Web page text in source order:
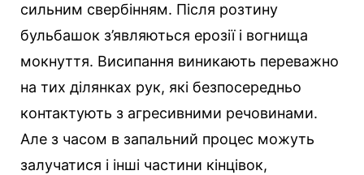
сильним свербінням. Після розтину
бульбашок з’являються ерозії і вогнища
мокнуття. Висипання виникають переважно
на тих ділянках рук, які безпосередньо
контактують з агресивними речовинами.
Але з часом в запальний процес можуть
залучатися і інші частини кінцівок,